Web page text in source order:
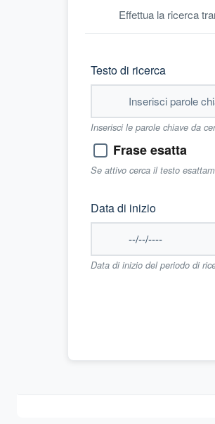
Effettua la ricerca
Testo di ricerca
Inserisci le parole chiave da
Frase esatta
Se attivo cerca il testo
Data di inizio
Data di inizio del periodo di